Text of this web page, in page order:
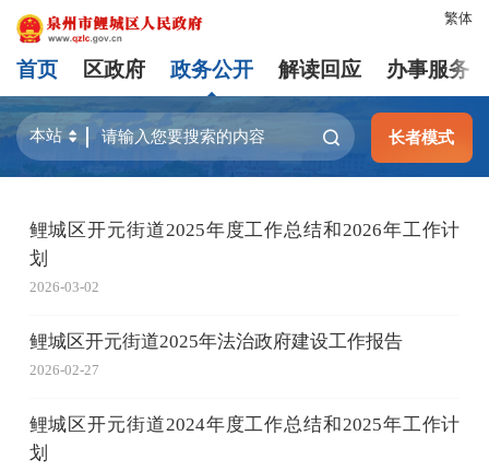
繁体
首页 区政府 政务公开 解读回应 办事服务
长者模式
鲤城区开元街道2025年度工作总结和2026年工作计
划
2026-03-02
鲤城区开元街道2025年法治政府建设工作报告
2026-02-27
鲤城区开元街道2024年度工作总结和2025年工作计
划